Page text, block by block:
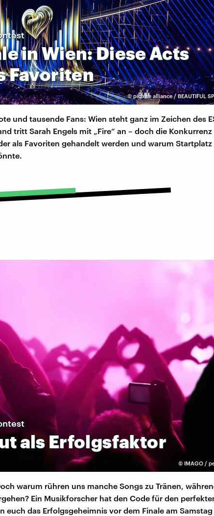
©picture alliance / BEAUTIFUL
inWien:DieseActs
Favoriten
und tausende Fans: Wien steht ganz im Zeichen des
tritt Sarah Engels mit „Fire“ an – doch die
als Favoriten gehandelt werden und warum Startplatz
© IMAGO /
alsErfolgsfaktor
warum rühren uns manche Songs zu Tränen,
Ein Musikforscher hat den Code für den
euch das Erfolgsgeheimnis vor dem Finale am Samstag